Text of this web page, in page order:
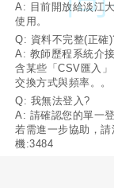
A: 目前開放給淡江
使用。
Q: 資料不完整(正確
A: 教師歷程系統介
含某些「CSV匯入
交換方式與頻率。。
Q: 我無法登入?
A: 請確認您的單一
若需進一步協助，
機:3484